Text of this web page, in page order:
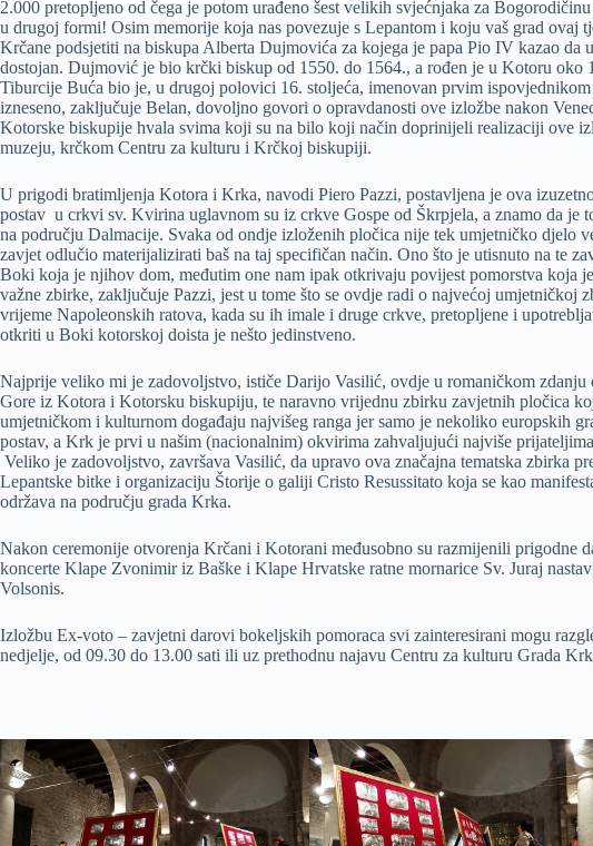
2.000 pretopljeno od čega je potom urađeno šest velikih svjećnjaka za
u drugoj formi! Osim memorije koja nas povezuje s Lepantom i koju vaš grad ovaj
Krčane podsjetiti na biskupa Alberta Dujmovića za kojega je papa Pio IV kazao
dostojan. Dujmović je bio krčki biskup od 1550. do 1564., a rođen je u Kotoru oko
Tiburcije Buća bio je, u drugoj polovici 16. stoljeća, imenovan prvim
izneseno, zaključuje Belan, dovoljno govori o opravdanosti ove izložbe nakon
Kotorske biskupije hvala svima koji su na bilo koji način doprinijeli realizaciji ove
muzeju, krčkom Centru za kulturu i Krčkoj biskupiji.
U prigodi bratimljenja Kotora i Krka, navodi Piero Pazzi, postavljena je ova
postav u crkvi sv. Kvirina uglavnom su iz crkve Gospe od Škrpjela, a znamo da je
na području Dalmacije. Svaka od ondje izloženih pločica nije tek umjetničko djelo
zavjet odlučio materijalizirati baš na taj specifičan način. Ono što je utisnuto na te
Boki koja je njihov dom, međutim one nam ipak otkrivaju povijest pomorstva koja
važne zbirke, zaključuje Pazzi, jest u tome što se ovdje radi o najvećoj umjetničkoj
vrijeme Napoleonskih ratova, kada su ih imale i druge crkve, pretopljene i
otkriti u Boki kotorskoj doista je nešto jedinstveno.
Najprije veliko mi je zadovoljstvo, ističe Darijo Vasilić, ovdje u romaničkom
Gore iz Kotora i Kotorsku biskupiju, te naravno vrijednu zbirku zavjetnih pločica
umjetničkom i kulturnom događaju najvišeg ranga jer samo je nekoliko europskih
postav, a Krk je prvi u našim (nacionalnim) okvirima zahvaljujući najviše
Veliko je zadovoljstvo, završava Vasilić, da upravo ova značajna tematska zbirka
Lepantske bitke i organizaciju Štorije o galiji Cristo Resussitato koja se kao
održava na području grada Krka.
Nakon ceremonije otvorenja Krčani i Kotorani međusobno su razmijenili prigodne
koncerte Klape Zvonimir iz Baške i Klape Hrvatske ratne mornarice Sv. Juraj
Volsonis.
Izložbu Ex-voto – zavjetni darovi bokeljskih pomoraca svi zainteresirani mogu
nedjelje, od 09.30 do 13.00 sati ili uz prethodnu najavu Centru za kulturu Grada